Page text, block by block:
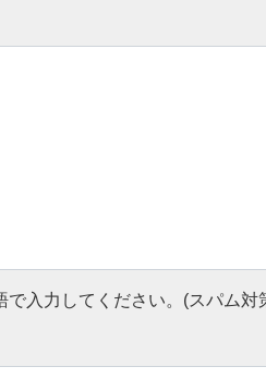
で入力してください。(スパム対